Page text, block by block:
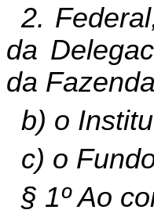
2.
da
da
b) o
c) o
§ 1º Ao